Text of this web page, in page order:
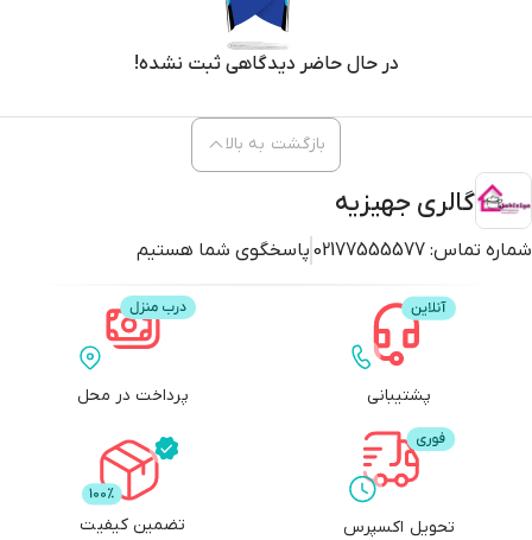
در حال حاضر دیدگاهی ثبت نشده!
گالری جهیزیه
شماره تماس: 02177555577 پاسخگوی شما هستیم
بازگشت به بالا
پشتیبانی پرداخت در محل
تحویل اکسپرس تضمین کیفیت